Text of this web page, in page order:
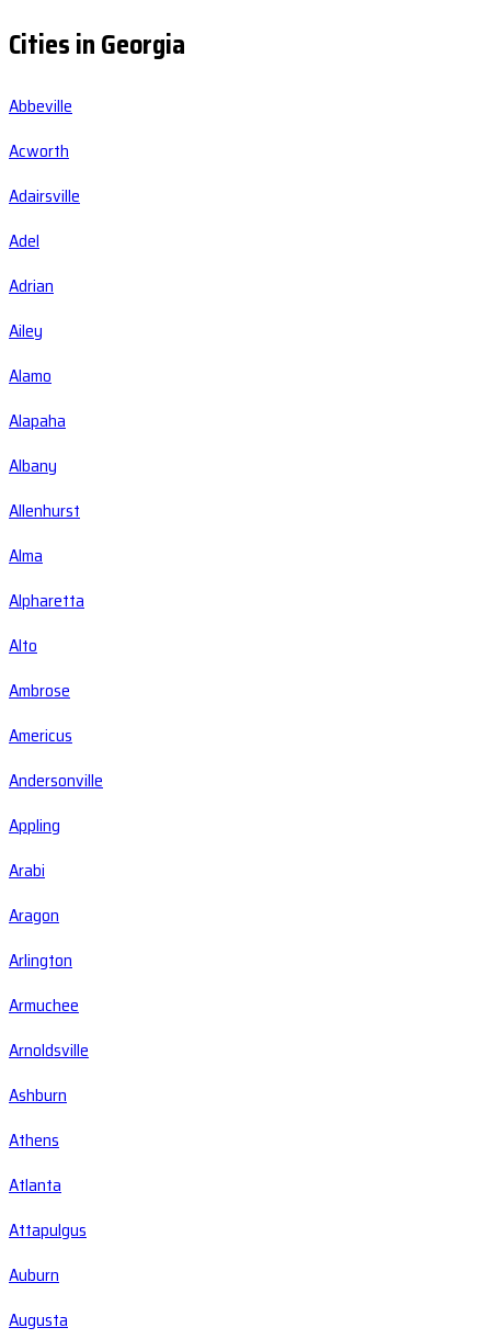
Cities in Georgia
Abbeville
Acworth
Adairsville
Adel
Adrian
Ailey
Alamo
Alapaha
Albany
Allenhurst
Alma
Alpharetta
Alto
Ambrose
Americus
Andersonville
Appling
Arabi
Aragon
Arlington
Armuchee
Arnoldsville
Ashburn
Athens
Atlanta
Attapulgus
Auburn
Augusta